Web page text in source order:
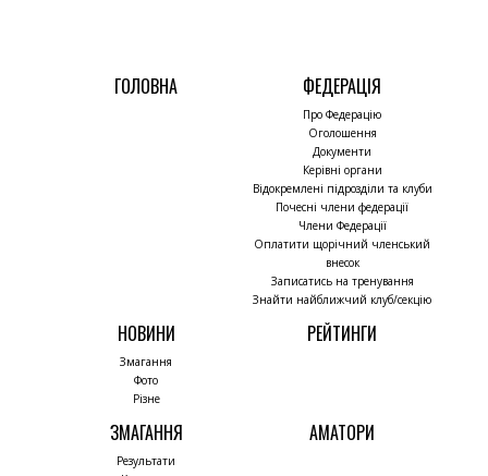
ГОЛОВНА ФЕДЕРАЦІЯ
Про Федерацію
Оголошення
Документи
Керівні органи
Відокремлені підрозділи та клуби
Почесні члени федерації
Члени Федерації
Оплатити щорічний членський
внесок
Записатись на тренування
Знайти найближчий клуб/секцію
НОВИНИ
Змагання
Фото
Різне
РЕЙТИНГИ
ЗМАГАННЯ
Результати
АМАТОРИ